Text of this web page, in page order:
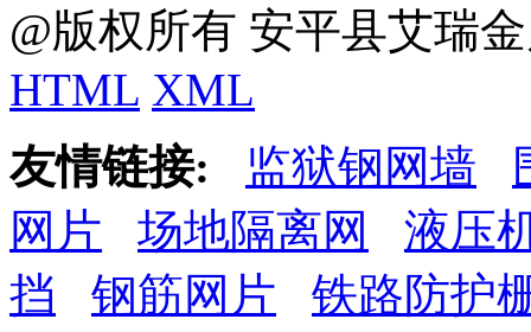
@版权所有 安平县艾瑞
HTML XML
友情链接:
监狱钢网墙
网片
场地隔离网
液压
挡
钢筋网片
铁路防护